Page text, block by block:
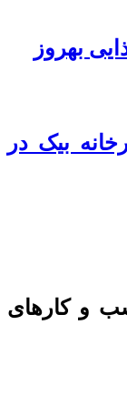
بهروز
بیک در
و کارهای